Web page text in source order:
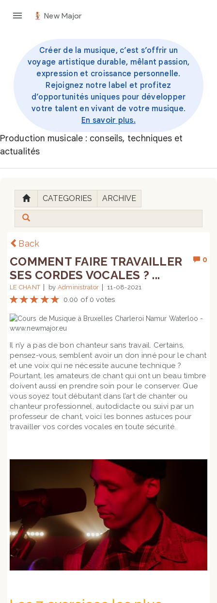
New Major
Créer de la musique, c’est s’offrir un
voyage artistique durable, mêlant passion,
expression et croissance personnelle.
Rejoignez notre label et profitez
d’opportunités uniques pour développer
votre talent en vivant de votre musique.
En savoir plus.
Production musicale : conseils, techniques et
actualités
CATEGORIES ARCHIVE
Back
0
COMMENT FAIRE TRAVAILLER
SES CORDES VOCALES ? ...
LE CHANT by Administrator 11-08-2021
0.00 of 0 votes
Il n’y a pas de bon chanteur sans travail. Certains,
pensez-vous, semblent avoir un don inné pour le chant
et une voix qui ne nécessite aucune technique ?
Pourtant, les amateurs de chant qui ont un beau timbre
doivent aussi en prendre soin pour le conserver. Que
vous soyez tout débutant dans l’art de chanter ou
chanteur professionnel, autodidacte ou suivi par un
professeur de chant, voici les bonnes astuces pour
travailler vos cordes vocales en toute sécurité.